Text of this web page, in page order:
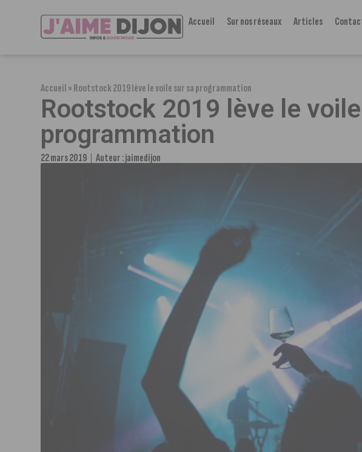
Accueil Sur nos réseaux Articles
Accueil»Rootstock 2019 lève le voile sur sa programmation
Rootstock 2019 lève le
programmation
22 mars 2019 Auteur :jaimedijon